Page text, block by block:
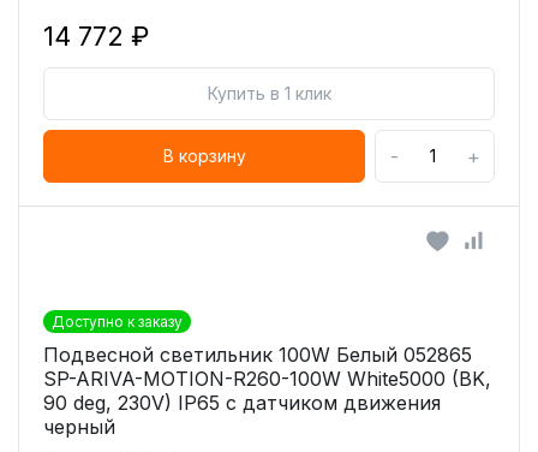
14 772 ₽
Купить в 1 клик
В корзину - +
Доступно к заказу
Подвесной светильник 100W Белый 052865
SP-ARIVA-MOTION-R260-100W White5000 (BK,
90 deg, 230V) IP65 с датчиком движения
черный